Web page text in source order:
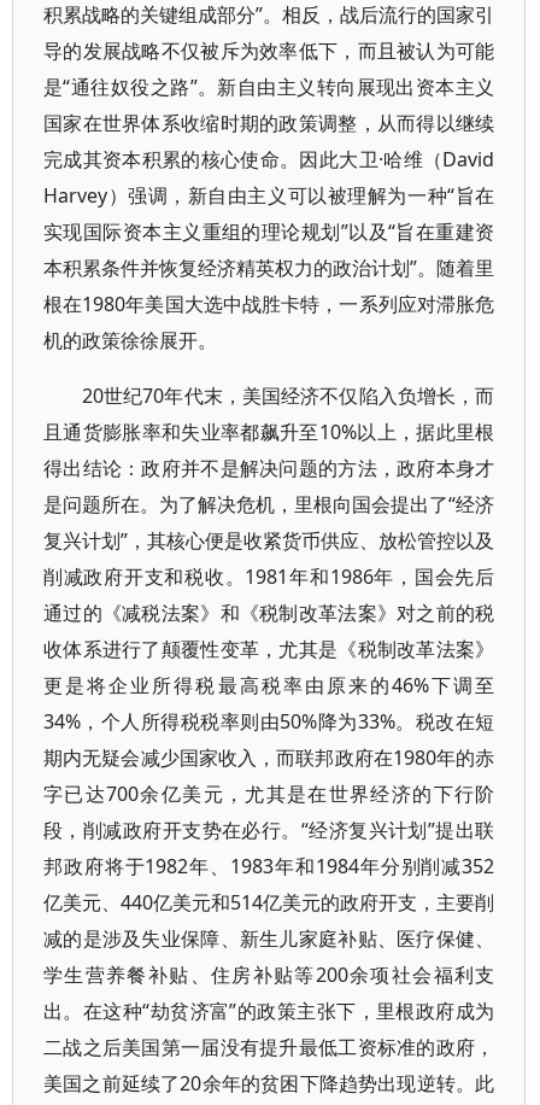
积累战略的关键组成部分”。相反，战后流行的国家引
导的发展战略不仅被斥为效率低下，而且被认为可能
是“通往奴役之路”。新自由主义转向展现出资本主义
国家在世界体系收缩时期的政策调整，从而得以继续
完成其资本积累的核心使命。因此大卫·哈维（David
Harvey）强调，新自由主义可以被理解为一种“旨在
实现国际资本主义重组的理论规划”以及“旨在重建资
本积累条件并恢复经济精英权力的政治计划”。随着里
根在1980年美国大选中战胜卡特，一系列应对滞胀危
机的政策徐徐展开。
20世纪70年代末，美国经济不仅陷入负增长，而
且通货膨胀率和失业率都飙升至10%以上，据此里根
得出结论：政府并不是解决问题的方法，政府本身才
是问题所在。为了解决危机，里根向国会提出了“经济
复兴计划”，其核心便是收紧货币供应、放松管控以及
削减政府开支和税收。1981年和1986年，国会先后
通过的《减税法案》和《税制改革法案》对之前的税
收体系进行了颠覆性变革，尤其是《税制改革法案》
更是将企业所得税最高税率由原来的46%下调至
34%，个人所得税税率则由50%降为33%。税改在短
期内无疑会减少国家收入，而联邦政府在1980年的赤
字已达700余亿美元，尤其是在世界经济的下行阶
段，削减政府开支势在必行。“经济复兴计划”提出联
邦政府将于1982年、1983年和1984年分别削减352
亿美元、440亿美元和514亿美元的政府开支，主要削
减的是涉及失业保障、新生儿家庭补贴、医疗保健、
学生营养餐补贴、住房补贴等200余项社会福利支
出。在这种“劫贫济富”的政策主张下，里根政府成为
二战之后美国第一届没有提升最低工资标准的政府，
美国之前延续了20余年的贫困下降趋势出现逆转。此